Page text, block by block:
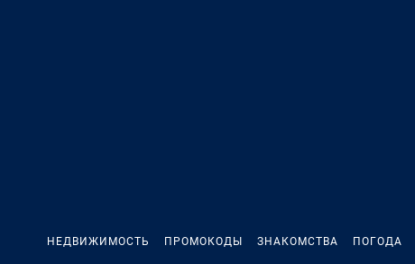
НЕДВИЖИМОСТЬ ПРОМОКОДЫ ЗНАКОМСТВА ПОГОДА